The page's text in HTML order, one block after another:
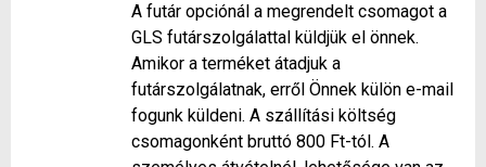
A futár opciónál a megrendelt csomagot a
GLS futárszolgálattal küldjük el önnek.
Amikor a terméket átadjuk a
futárszolgálatnak, erről Önnek külön e-mail
fogunk küldeni. A szállítási költség
csomagonként bruttó 800 Ft-tól. A